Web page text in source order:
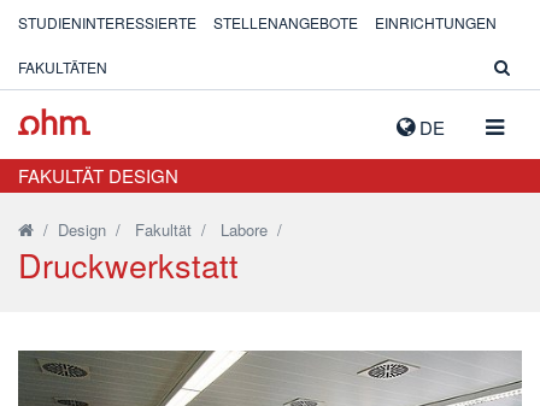
DE
STUDIENINTERESSIERTE STELLENANGEBOTE EINRICHTUNGEN
FAKULTÄTEN
FAKULTÄT DESIGN
/ Design / Fakultät / Labore /
Druckwerkstatt